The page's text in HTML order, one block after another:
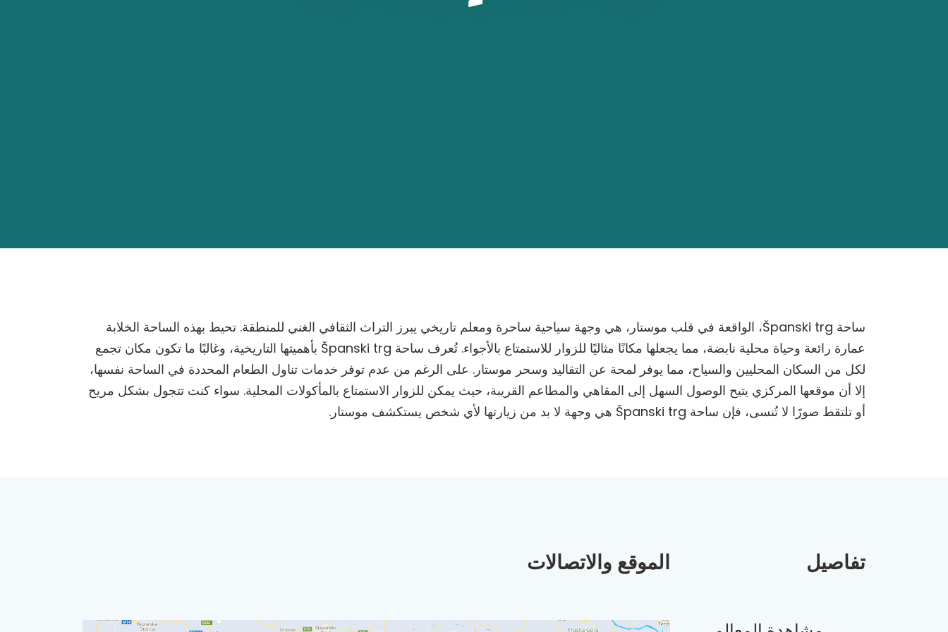
ساحة Španski trg، الواقعة في قلب موستار، هي وجهة سياحية ساحرة ومعلم تاريخي يبرز التراث الثقافي الغني للمنطقة. تحيط بهذه الساحة الخلابة
عمارة رائعة وحياة محلية نابضة، مما يجعلها مكانًا مثاليًا للزوار للاستمتاع بالأجواء. تُعرف ساحة Španski trg بأهميتها التاريخية، وغالبًا ما تكون مكان تجمع
لكل من السكان المحليين والسياح، مما يوفر لمحة عن التقاليد وسحر موستار. على الرغم من عدم توفر خدمات تناول الطعام المحددة في الساحة نفسها،
إلا أن موقعها المركزي يتيح الوصول السهل إلى المقاهي والمطاعم القريبة، حيث يمكن للزوار الاستمتاع بالمأكولات المحلية. سواء كنت تتجول بشكل مريح
أو تلتقط صورًا لا تُنسى، فإن ساحة Španski trg هي وجهة لا بد من زيارتها لأي شخص يستكشف موستار.
تفاصيل الموقع والاتصالات